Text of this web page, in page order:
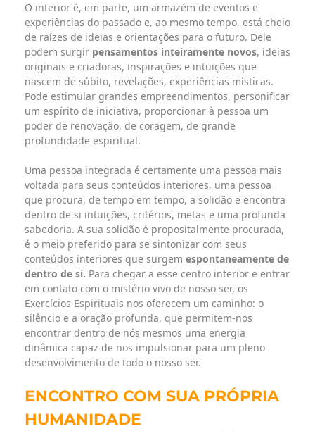
O interior é, em parte, um armazém de eventos e
experiências do passado e, ao mesmo tempo, está cheio
de raízes de ideias e orientações para o futuro. Dele
podem surgir pensamentos inteiramente novos, ideias
originais e criadoras, inspirações e intuições que
nascem de súbito, revelações, experiências místicas.
Pode estimular grandes empreendimentos, personificar
um espírito de iniciativa, proporcionar à pessoa um
poder de renovação, de coragem, de grande
profundidade espiritual.
Uma pessoa integrada é certamente uma pessoa mais
voltada para seus conteúdos interiores, uma pessoa
que procura, de tempo em tempo, a solidão e encontra
dentro de si intuições, critérios, metas e uma profunda
sabedoria. A sua solidão é propositalmente procurada,
é o meio preferido para se sintonizar com seus
conteúdos interiores que surgem espontaneamente de
dentro de si. Para chegar a esse centro interior e entrar
em contato com o mistério vivo de nosso ser, os
Exercícios Espirituais nos oferecem um caminho: o
silêncio e a oração profunda, que permitem-nos
encontrar dentro de nós mesmos uma energia
dinâmica capaz de nos impulsionar para um pleno
desenvolvimento de todo o nosso ser.
ENCONTRO COM SUA PRÓPRIA
HUMANIDADE